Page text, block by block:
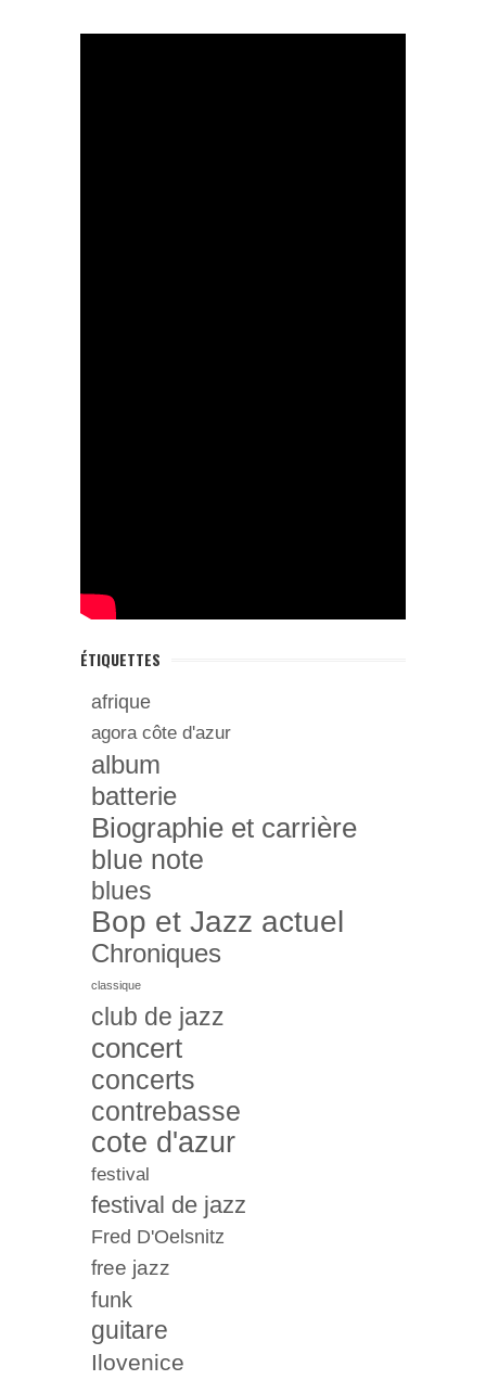
ÉTIQUETTES
afrique
agora côte d'azur
album
batterie
Biographie et carrière
blue note
blues
Bop et Jazz actuel
Chroniques
classique
club de jazz
concert
concerts
contrebasse
cote d'azur
festival
festival de jazz
Fred D'Oelsnitz
free jazz
funk
guitare
Ilovenice